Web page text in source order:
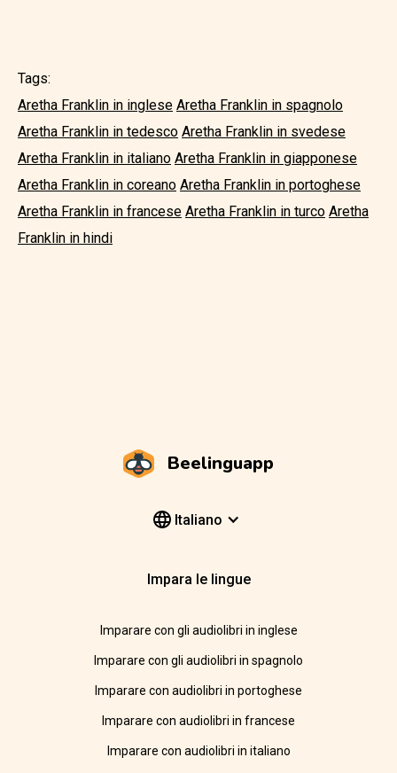
Tags:
Aretha Franklin in inglese Aretha Franklin in spagnolo
Aretha Franklin in tedesco Aretha Franklin in svedese
Aretha Franklin in italiano Aretha Franklin in giapponese
Aretha Franklin in coreano Aretha Franklin in portoghese
Aretha Franklin in francese Aretha Franklin in turco Aretha
Franklin in hindi
Beelinguapp
Italiano
Impara le lingue
Imparare con gli audiolibri in inglese
Imparare con gli audiolibri in spagnolo
Imparare con audiolibri in portoghese
Imparare con audiolibri in francese
Imparare con audiolibri in italiano